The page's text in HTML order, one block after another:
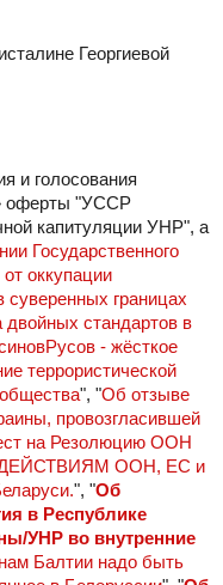
Георгиевой
и голосования
оферты "УССР
капитуляции УНР", а
Государственного
оккупации
суверенных границах
стандартов в
- жёсткое
террористической
", "Об отзыве
провозгласившей
на Резолюцию ООН
ДЕЙСТВИЯМ ООН, ЕС и
", "Об
в Республике
УНР во внутренние
Балтии надо быть